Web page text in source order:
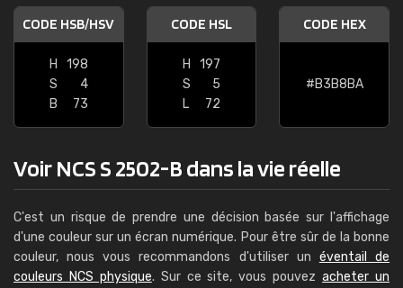
CODE HSB/HSV
H
198
S
4
B
73
CODE HSL
H
197
S
5
L
72
CODE HEX
#B3B8BA
Voir NCS S 2502-B dans la vie réelle
C'est un risque de prendre une décision basée sur l'affichage
d'une couleur sur un écran numérique. Pour être sûr de la bonne
couleur, nous vous recommandons d'utiliser un éventail de
couleurs NCS physique. Sur ce site, vous pouvezacheter un